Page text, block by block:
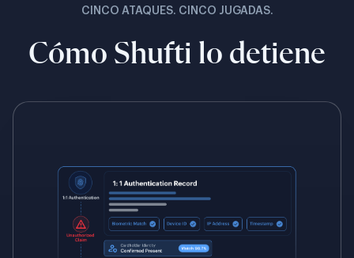
CINCO ATAQUES. CINCO JUGADAS.
Cómo Shufti lo detiene